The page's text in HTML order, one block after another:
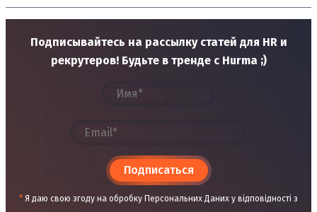
Подписывайтесь на рассылку статей для HR и
рекрутеров! Будьте в тренде с Hurma ;)
Подписаться
* Я даю свою згоду на обробку Персональних Даних у відповідності з